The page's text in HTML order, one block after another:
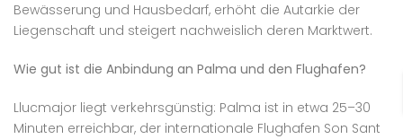
Bewässerung und Hausbedarf, erhöht die Autarkie der
Liegenschaft und steigert nachweislich deren Marktwert.
Wie gut ist die Anbindung an Palma und den Flughafen?
Llucmajor liegt verkehrsgünstig: Palma ist in etwa 25–30
Minuten erreichbar, der internationale Flughafen Son Sant